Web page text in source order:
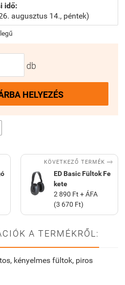
idő:
augusztus 14., péntek)
db
HELYEZÉS
KÖVETKEZŐ TERMÉK 
ED Basic Fültok Fe
kete
2 890 Ft + ÁFA
(3 670 Ft)
A TERMÉKRŐL:
kényelmes fültok, piros